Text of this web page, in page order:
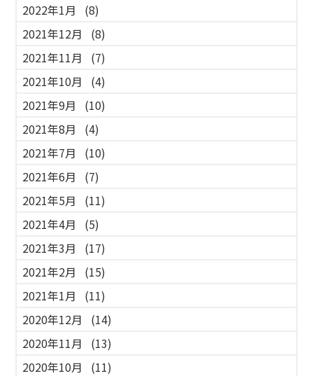
2022年1月
(8)
2021年12月
(8)
2021年11月
(7)
2021年10月
(4)
2021年9月
(10)
2021年8月
(4)
2021年7月
(10)
2021年6月
(7)
2021年5月
(11)
2021年4月
(5)
2021年3月
(17)
2021年2月
(15)
2021年1月
(11)
2020年12月
(14)
2020年11月
(13)
2020年10月
(11)